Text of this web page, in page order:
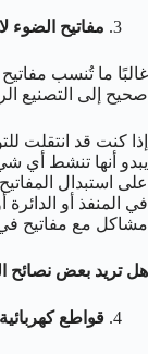
مفاتيح
غالبًا ما تُنسب
صحيح إلى التصنيع
إذا كنت قد انتقلت
يبدو أنها تنشط أي
على استبدال
في المنفذ أو
مشاكل مع مفاتيح
هل تريد بعض نصائح
قواطع